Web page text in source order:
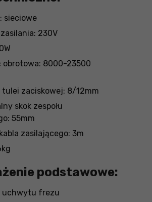
sieciowe
230V
obrotowa: 8000-23500
tulei zaciskowej: 8/12mm
skok zespołu
55mm
zasilającego: 3m
podstawowe:
uchwytu frezu